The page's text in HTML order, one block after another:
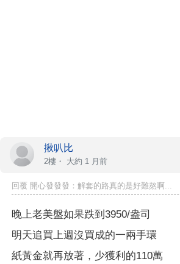
揪叭比
2樓・ 大約 1 月前
回覆 開心發發發：解套的路真的是好難熬啊...
晚上老美盤如果跌到3950/盎司
明天追買上週沒買成的一兩手環
紙黃金就再放著，少獲利的110萬